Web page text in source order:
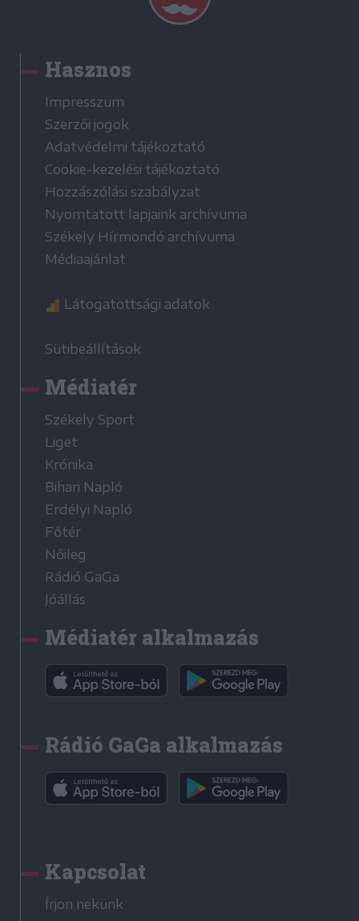
Hasznos
Impresszum
Szerzői jogok
Adatvédelmi tájékoztató
Cookie-kezelési tájékoztató
Hozzászólási szabályzat
Nyomtatott lapjaink archívuma
Székely Hírmondó archívuma
Médiaajánlat
Látogatottsági adatok
Sütibeállítások
Médiatér
Székely Sport
Liget
Krónika
Bihari Napló
Erdélyi Napló
Főtér
Nőileg
Rádió GaGa
Jóállás
Médiatér alkalmazás
Rádió GaGa alkalmazás
Kapcsolat
Írjon nekünk